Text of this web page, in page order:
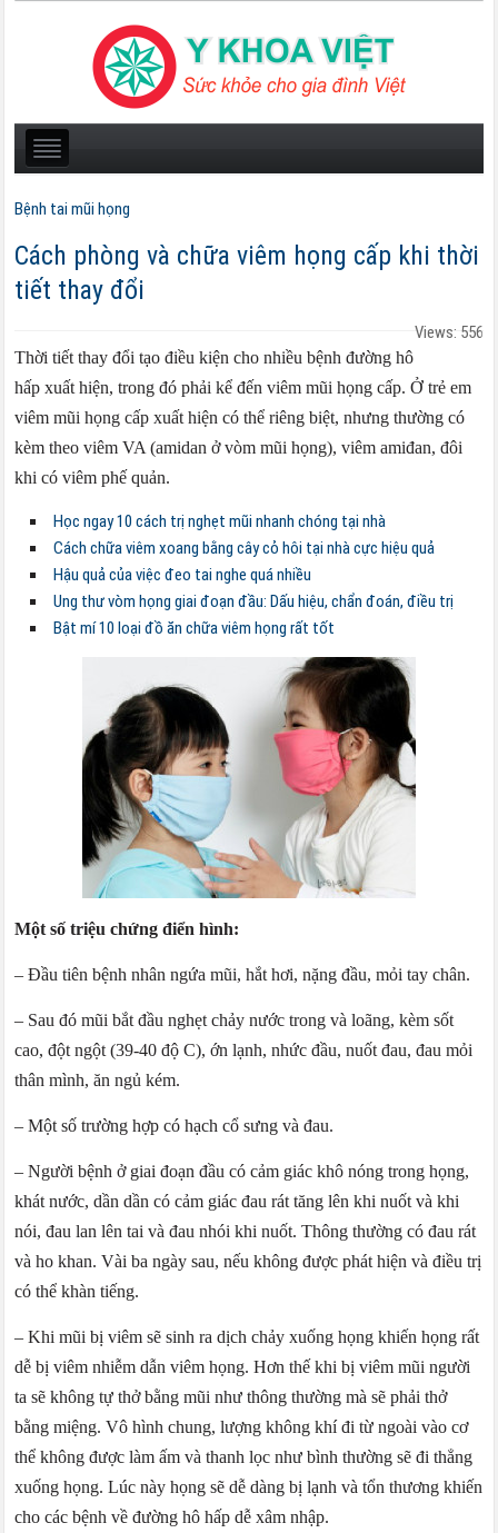
Bệnh tai mũi họng
Cách phòng và chữa viêm họng cấp khi thời
tiết thay đổi
Views: 556
Thời tiết thay đổi tạo điều kiện cho nhiều bệnh đường hô
hấp xuất hiện, trong đó phải kể đến viêm mũi họng cấp. Ở trẻ em
viêm mũi họng cấp xuất hiện có thể riêng biệt, nhưng thường có
kèm theo viêm VA (amidan ở vòm mũi họng), viêm amiđan, đôi
khi có viêm phế quản.
Học ngay 10 cách trị nghẹt mũi nhanh chóng tại nhà
Cách chữa viêm xoang bằng cây cỏ hôi tại nhà cực hiệu quả
Hậu quả của việc đeo tai nghe quá nhiều
Ung thư vòm họng giai đoạn đầu: Dấu hiệu, chẩn đoán, điều trị
Bật mí 10 loại đồ ăn chữa viêm họng rất tốt
Một số triệu chứng điển hình:
– Đầu tiên bệnh nhân ngứa mũi, hắt hơi, nặng đầu, mỏi tay chân.
– Sau đó mũi bắt đầu nghẹt chảy nước trong và loãng, kèm sốt
cao, đột ngột (39-40 độ C), ớn lạnh, nhức đầu, nuốt đau, đau mỏi
thân mình, ăn ngủ kém.
– Một số trường hợp có hạch cổ sưng và đau.
– Người bệnh ở giai đoạn đầu có cảm giác khô nóng trong họng,
khát nước, dần dần có cảm giác đau rát tăng lên khi nuốt và khi
nói, đau lan lên tai và đau nhói khi nuốt. Thông thường có đau rát
và ho khan. Vài ba ngày sau, nếu không được phát hiện và điều trị
có thể khàn tiếng.
– Khi mũi bị viêm sẽ sinh ra dịch chảy xuống họng khiến họng rất
dễ bị viêm nhiễm dẫn viêm họng. Hơn thế khi bị viêm mũi người
ta sẽ không tự thở bằng mũi như thông thường mà sẽ phải thở
bằng miệng. Vô hình chung, lượng không khí đi từ ngoài vào cơ
thể không được làm ấm và thanh lọc như bình thường sẽ đi thẳng
xuống họng. Lúc này họng sẽ dễ dàng bị lạnh và tổn thương khiến
cho các bệnh về đường hô hấp dễ xâm nhập.